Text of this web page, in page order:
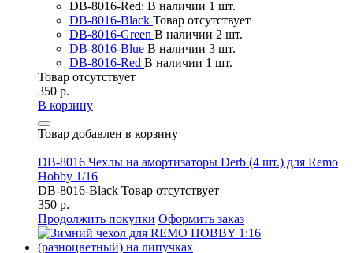
DB-8016-Red: В наличии 1 шт.
DB-8016-Black Товар отсутствует
DB-8016-Green В наличии 2 шт.
DB-8016-Blue В наличии 3 шт.
DB-8016-Red В наличии 1 шт.
Товар отсутствует
350 р.
В корзину
Товар добавлен в корзину
DB-8016 Чехлы на амортизаторы Derb (4 шт.) для Remo
Hobby 1/16
DB-8016-Black Товар отсутствует
350 р.
Продолжить покупки Оформить заказ